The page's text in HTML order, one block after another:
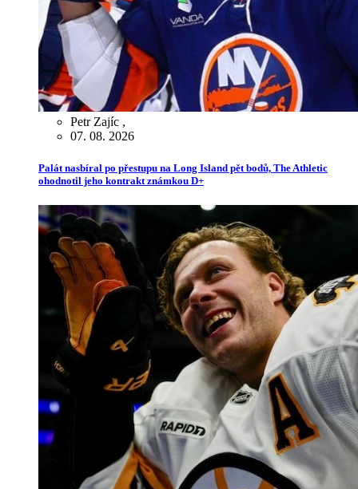
Petr Zajíc ,
07. 08. 2026
Palát nasbíral po přestupu na Long Island pět bodů, The Athletic
ohodnotil jeho kontrakt známkou D+